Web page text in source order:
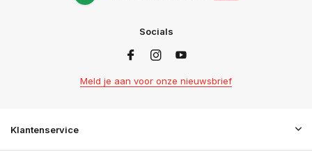
Socials
Meld je aan voor onze nieuwsbrief
Klantenservice